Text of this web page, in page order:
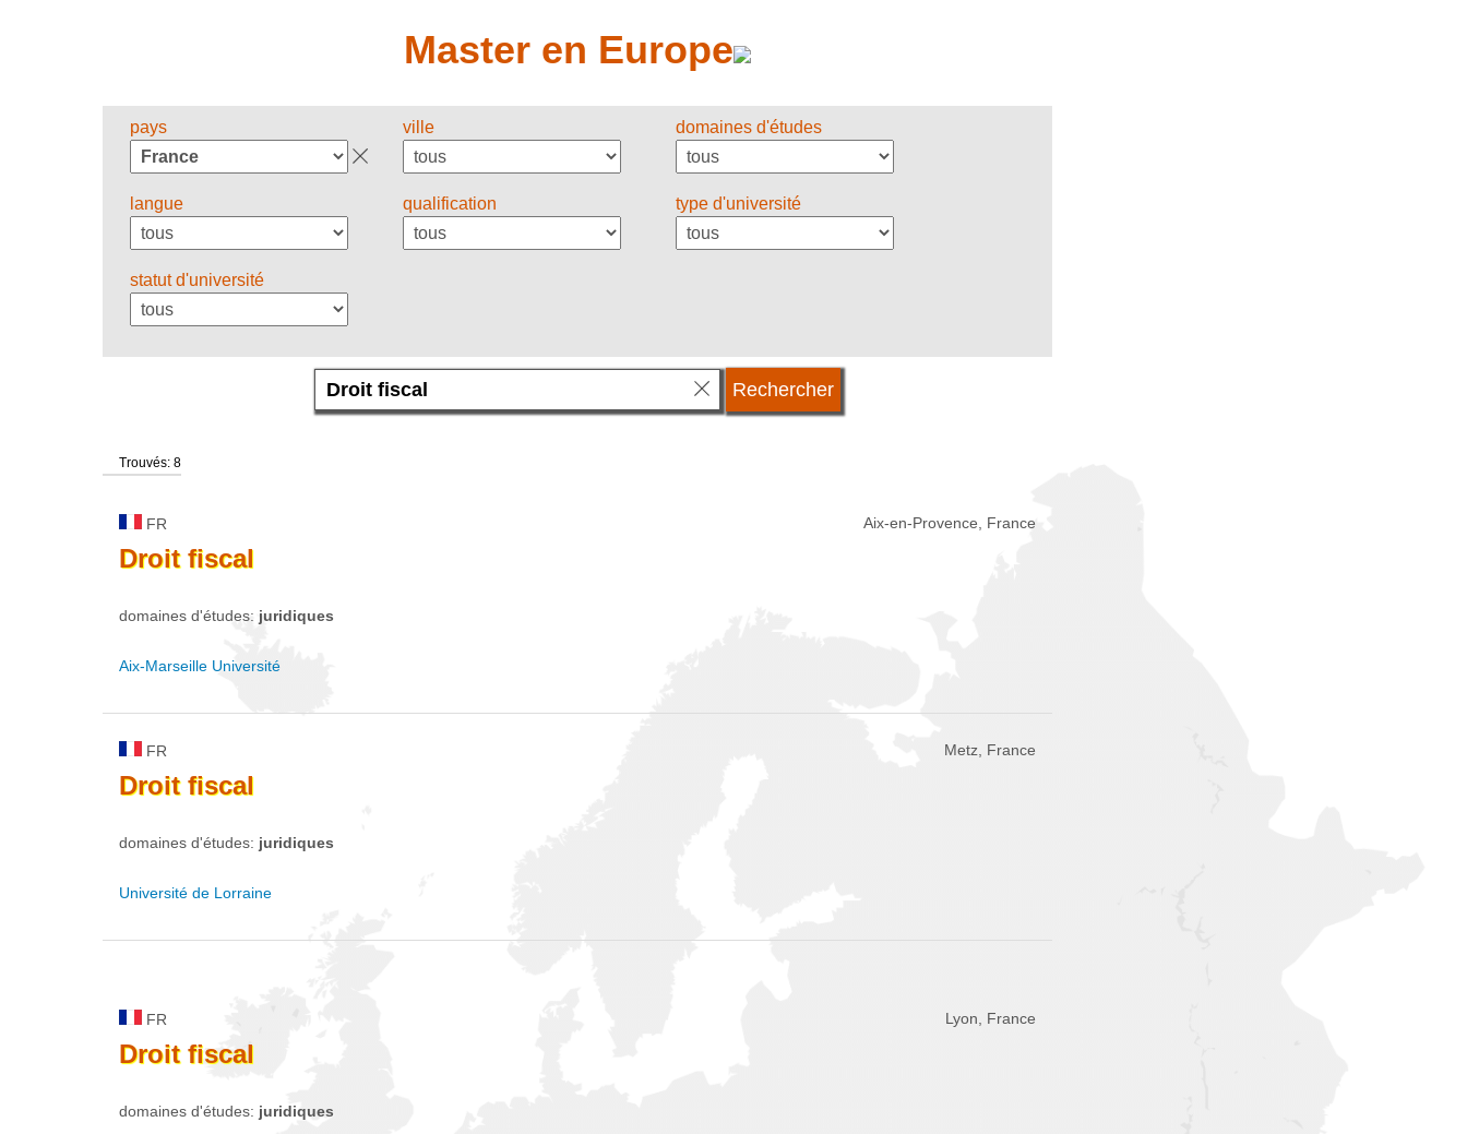
Master en Europe
pays ville domaines d'études
langue qualification type d'université
statut d'université
Trouvés: 8
FR Aix-en-Provence, France
Droit fiscal
domaines d'études: juridiques
Aix-Marseille Université
FR Metz, France
Droit fiscal
domaines d'études: juridiques
Université de Lorraine
FR Lyon, France
Droit fiscal
domaines d'études: juridiques